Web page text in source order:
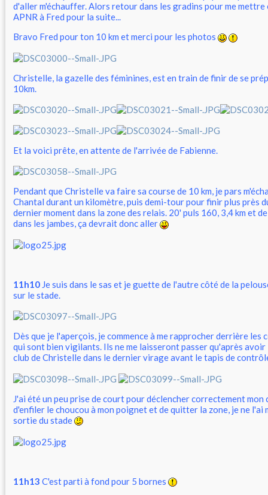
d'aller m'échauffer. Alors retour dans les gradins pour me
APNR à Fred pour la suite...
Bravo Fred pour ton 10 km et merci pour les photos
Christelle, la gazelle des féminines, est en train de finir de se
10km.
Et la voici prête, en attente de l'arrivée de Fabienne.
Pendant que Christelle va faire sa course de 10 km, je pars
Chantal durant un kilomètre, puis demi-tour pour finir plus près
dernier moment dans la zone des relais. 20' puls 160, 3,4 km et
dans les jambes, ça devrait donc aller
11h10 Je suis dans le sas et je guette de l'autre côté de la
sur le stade.
Dès que je l'aperçois, je commence à me rapprocher derrière les
qui sont bien vigilants. Ils ne me laisseront passer qu'après
club de Christelle dans le dernier virage avant le tapis de
J'ai été un peu prise de court pour déclencher correctement mon
d'enfiler le choucou à mon poignet et de quitter la zone, je ne l'ai
sortie du stade
11h13 C'est parti à fond pour 5 bornes